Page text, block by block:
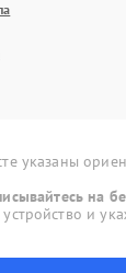
указаны
на
и